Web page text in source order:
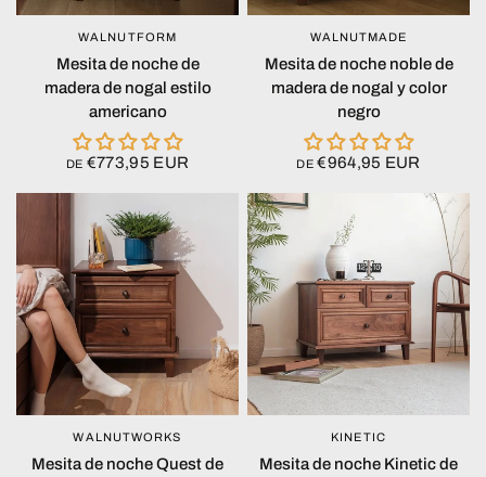
VISTA RÁPIDA
WALNUTFORM
Mesita de noche de
madera de nogal estilo
americano
DE €773,95 EUR
VISTA RÁPIDA
WALNUTMADE
Mesita de noche noble de
madera de nogal y color
negro
DE €964,95 EUR
VISTA RÁPIDA
WALNUTWORKS
Mesita de noche Quest de
VISTA RÁPIDA
KINETIC
Mesita de noche Kinetic de